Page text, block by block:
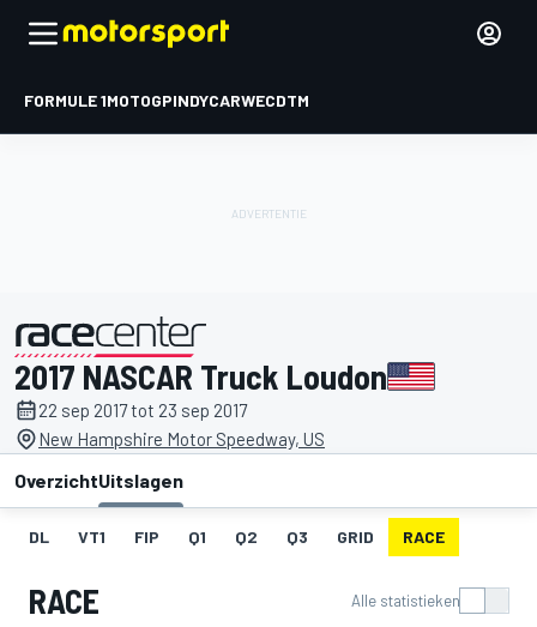
FORMULE 1MOTOGPINDYCARWECDTM
gepresenteerd door
2017 NASCAR Truck Loudon
22 sep 2017 tot 23 sep 2017
New Hampshire Motor Speedway, US
OverzichtUitslagen
DL VT1 FIP Q1 Q2 Q3 GRID RACE
RACE Alle statistieken